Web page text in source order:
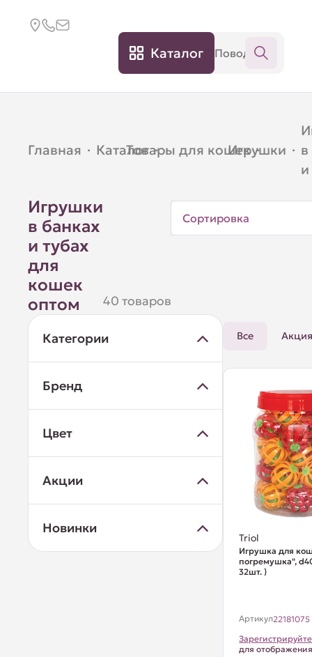
Каталог
Главная · Каталог ·
Товары для кошек ·
Игрушки ·
и
Игрушки
в банках
и тубах
для
кошек
оптом
40 товаров
Сортировка
Категории
Бренд
Цвет
Акции
Новинки
Все
Triol
Игрушка для
погремушка",
32шт. )
Артикул22181075
для